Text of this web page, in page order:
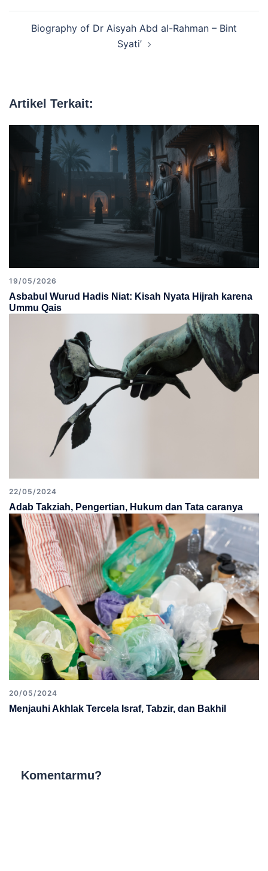
Biography of Dr Aisyah Abd al-Rahman – Bint
Syati’
Artikel Terkait:
19/05/2026
Asbabul Wurud Hadis Niat: Kisah Nyata Hijrah karena
Ummu Qais
22/05/2024
Adab Takziah, Pengertian, Hukum dan Tata caranya
20/05/2024
Menjauhi Akhlak Tercela Israf, Tabzir, dan Bakhil
Komentarmu?